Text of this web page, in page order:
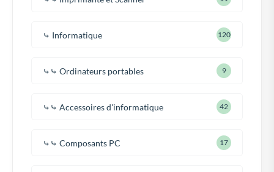
⤷ Informatique 120
⤷⤷ Ordinateurs portables 9
⤷⤷ Accessoires d'informatique 42
⤷⤷ Composants PC 17